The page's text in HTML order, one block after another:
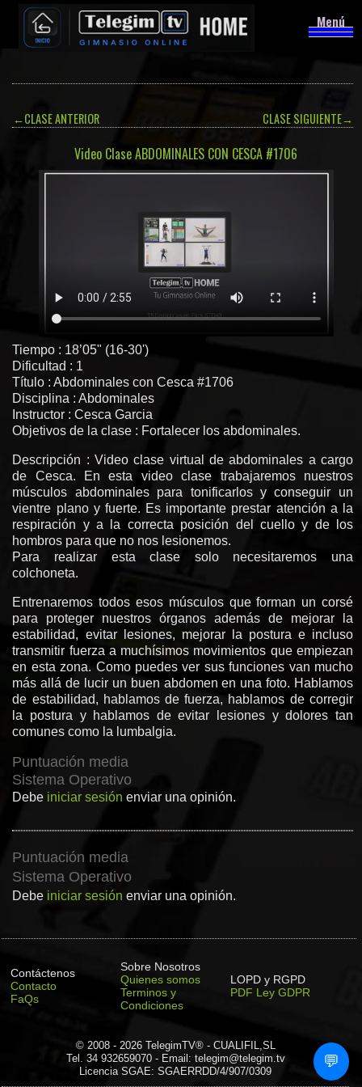
Menú
←CLASE ANTERIOR CLASE SIGUIENTE→
Video Clase ABDOMINALES CON CESCA #1706
Tiempo : 18’05" (16-30')
Dificultad : 1
Título : Abdominales con Cesca #1706
Disciplina : Abdominales
Instructor : Cesca Garcia
Objetivos de la clase : Fortalecer los abdominales.
Descripción : Video clase virtual de abdominales a cargo
de Cesca. En esta video clase trabajaremos nuestros
músculos abdominales para tonificarlos y conseguir un
vientre plano y fuerte. Es importante prestar atención a la
respiración y a la correcta posición del cuello y de los
hombros para que no nos lesionemos.
Para realizar esta clase solo necesitaremos una
colchoneta.
Entrenaremos todos esos músculos que forman un corsé
para proteger nuestros órganos además de mejorar la
estabilidad, evitar lesiones, mejorar la postura e incluso
transmitir fuerza a muchísimos movimientos que empiezan
en esta zona. Como puedes ver sus funciones van mucho
más allá de lucir un buen abdomen en una foto. Hablamos
de estabilidad, hablamos de fuerza, hablamos de corregir
la postura y hablamos de evitar lesiones y dolores tan
comunes como la lumbalgia.
Puntuación media
Sistema Operativo
Debe iniciar sesión enviar una opinión.
Puntuación media
Sistema Operativo
Debe iniciar sesión enviar una opinión.
Contáctenos
Contacto
FaQs
Sobre Nosotros
Quienes somos
Terminos y
Condiciones
LOPD y RGPD
PDF Ley GDPR
© 2008 - 2026 TelegimTV® - CUALIFIL,SL
Tel. 34 932659070 - Email: telegim@telegim.tv
Licencia SGAE: SGAERRDD/4/907/0309
💬